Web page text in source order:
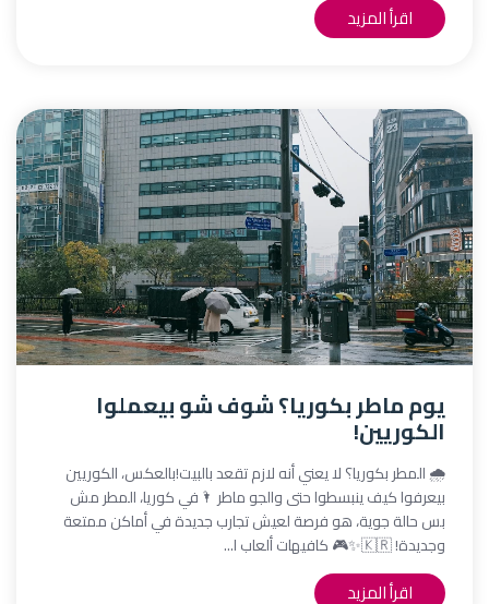
اقرأ المزيد
يوم ماطر بكوريا؟ شوف شو بيعملوا
الكوريين!
🌧️ المطر بكوريا؟ لا يعني أنه لازم تقعد بالبيت!بالعكس، الكوريين
بيعرفوا كيف ينبسطوا حتى والجو ماطر 🌂في كوريا، المطر مش
بس حالة جوية، هو فرصة لعيش تجارب جديدة في أماكن ممتعة
وجديدة! 🇰🇷✨🎮 كافيهات ألعاب ا...
اقرأ المزيد